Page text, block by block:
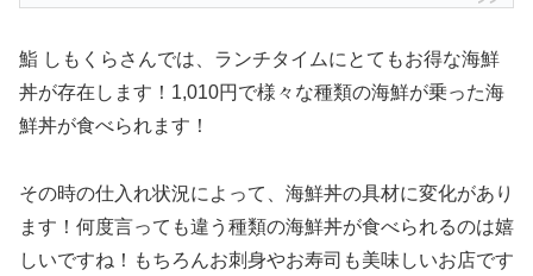
鮨 しもくらさんでは、ランチタイムにとてもお得な海鮮
丼が存在します！1,010円で様々な種類の海鮮が乗った海
鮮丼が食べられます！
その時の仕入れ状況によって、海鮮丼の具材に変化があり
ます！何度言っても違う種類の海鮮丼が食べられるのは嬉
しいですね！もちろんお刺身やお寿司も美味しいお店です